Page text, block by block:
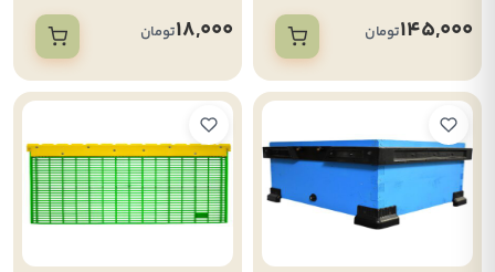
145,000تومان 18,000تومان